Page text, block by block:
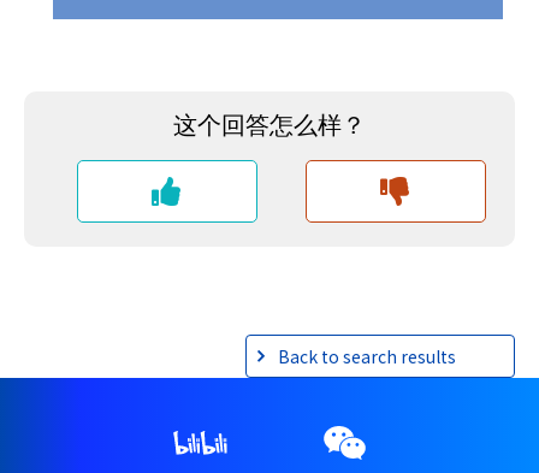
Back to search results